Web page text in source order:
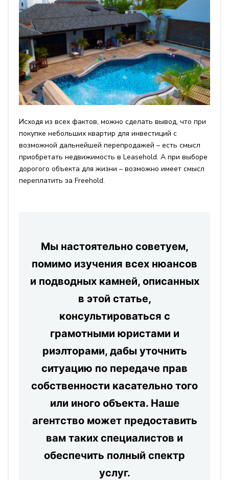
Исходя из всех фактов, можно сделать вывод, что при
покупке небольших квартир для инвестиций с
возможной дальнейшей перепродажей – есть смысл
приобретать недвижимость в Leasehold. А при выборе
дорогого объекта для жизни – возможно имеет смысл
переплатить за Freehold.
Мы настоятельно советуем,
помимо изучения всех нюансов
и подводных камней, описанных
в этой статье,
консультироваться с
грамотными юристами и
риэлторами, дабы уточнить
ситуацию по передаче прав
собственности касательно того
или иного объекта. Наше
агентство может предоставить
вам таких специалистов и
обеспечить полный спектр
услуг.